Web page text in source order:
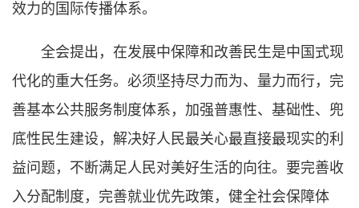
效力的国际传播体系。
全会提出，在发展中保障和改善民生是中国式现
代化的重大任务。必须坚持尽力而为、量力而行，完
善基本公共服务制度体系，加强普惠性、基础性、兜
底性民生建设，解决好人民最关心最直接最现实的利
益问题，不断满足人民对美好生活的向往。要完善收
入分配制度，完善就业优先政策，健全社会保障体